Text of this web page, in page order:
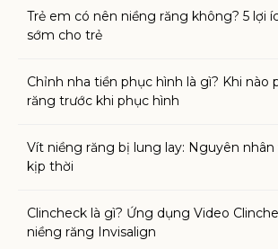
Trẻ em có nên niềng răng không? 5 lợi
sớm cho trẻ
Chỉnh nha tiền phục hình là gì? Khi nào
răng trước khi phục hình
Vít niềng răng bị lung lay: Nguyên nhân
kịp thời
Clincheck là gì? Ứng dụng Video
niềng răng Invisalign